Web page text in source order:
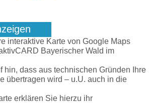
interaktive Karte von Google Maps
Bayerischer Wald im
hin, dass aus technischen Gründen Ihre
übertragen wird – u.U. auch in die
erklären Sie hierzu ihr